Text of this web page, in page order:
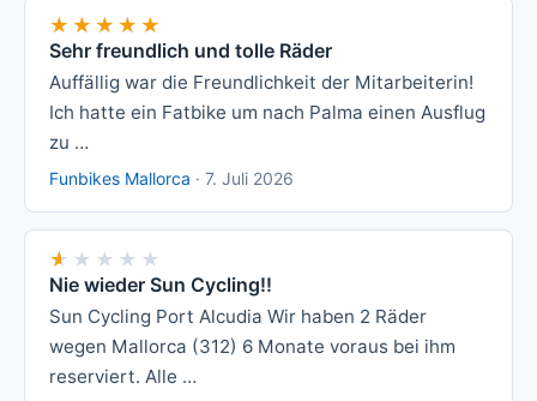
★★★★★
★★★★★
Sehr freundlich und tolle Räder
Auffällig war die Freundlichkeit der Mitarbeiterin!
Ich hatte ein Fatbike um nach Palma einen Ausflug
zu …
Funbikes Mallorca · 7. Juli 2026
★★★★★
★★★★★
Nie wieder Sun Cycling!!
Sun Cycling Port Alcudia Wir haben 2 Räder
wegen Mallorca (312) 6 Monate voraus bei ihm
reserviert. Alle …